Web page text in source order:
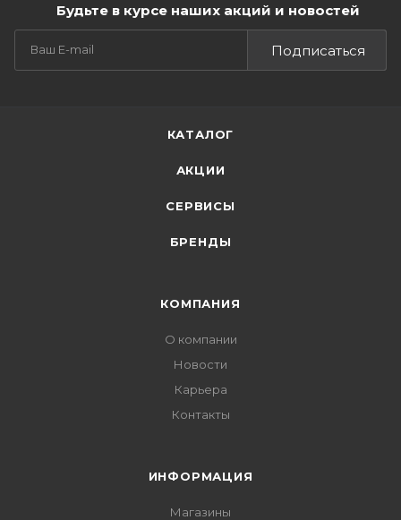
Будьте в курсе наших акций и новостей
Подписаться
КАТАЛОГ
АКЦИИ
СЕРВИСЫ
БРЕНДЫ
КОМПАНИЯ
О компании
Новости
Карьера
Контакты
ИНФОРМАЦИЯ
Магазины